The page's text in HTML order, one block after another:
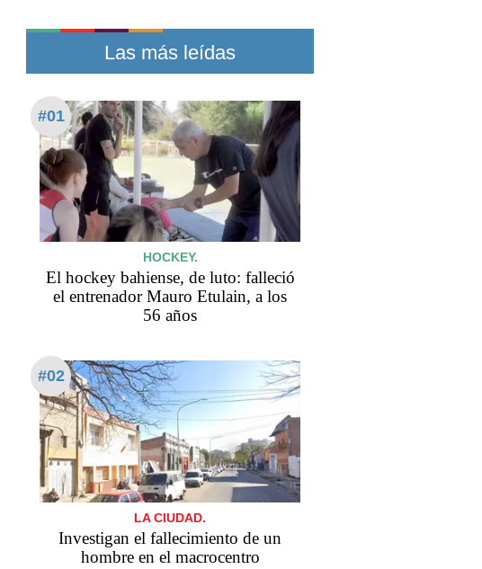
Las más leídas
#01
HOCKEY.
El hockey bahiense, de luto: falleció
el entrenador Mauro Etulain, a los
56 años
#02
LA CIUDAD.
Investigan el fallecimiento de un
hombre en el macrocentro